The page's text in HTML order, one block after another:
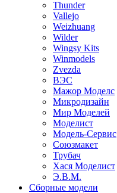
Thunder
Vallejo
Weizhuang
Wilder
Wingsy Kits
Winmodels
Zvezda
ВЭС
Мажор Моделс
Микродизайн
Мир Моделей
Моделист
Модель-Сервис
Союзмакет
Трубач
Хася Моделист
Э.В.М.
Сборные модели